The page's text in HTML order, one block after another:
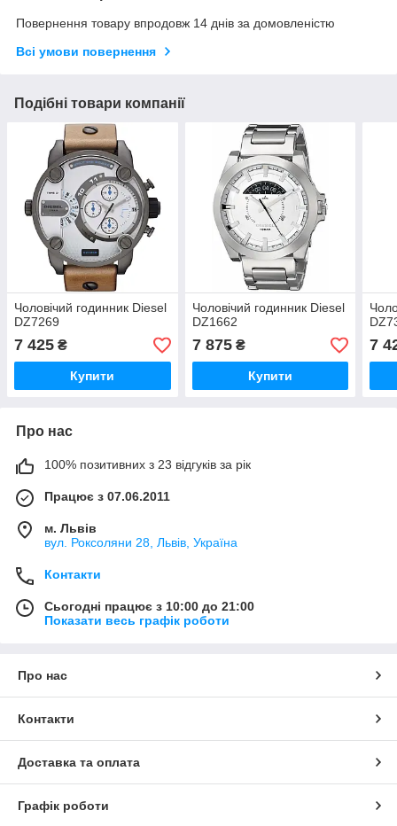
Повернення товару впродовж 14 днів за домовленістю
Всі умови повернення
Подібні товари компанії
Чоловічий годинник Diesel
DZ7269
7 425 ₴
Купити
Чоловічий годинник Diesel
DZ1662
7 875₴
Купити
7
Про нас
100% позитивних з 23 відгуків за рік
Працює з 07.06.2011
м. Львів
вул. Роксоляни 28, Львів, Україна
Контакти
Сьогодні працює з 10:00 до 21:00
Показати весь графік роботи
Про нас
Контакти
Доставка та оплата
Графік роботи